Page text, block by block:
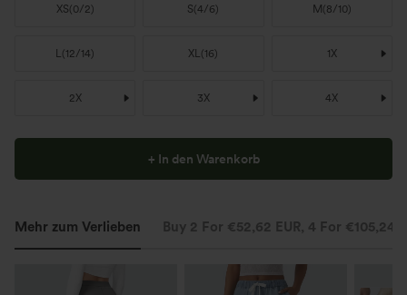
XS(0/2) S(4/6) M (8/10)
L(12/14) XL(16) 1X
2X 3X 4X
+ In den Warenkorb
Mehr zum Verlieben Buy 2 For €52,62 EUR, 4 For €105,24